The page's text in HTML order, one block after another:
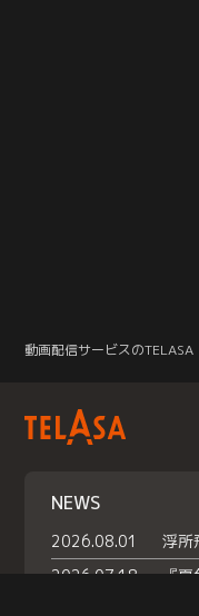
動画配信サービスのTELASA
NEWS
2026.08.01
2026.07.18